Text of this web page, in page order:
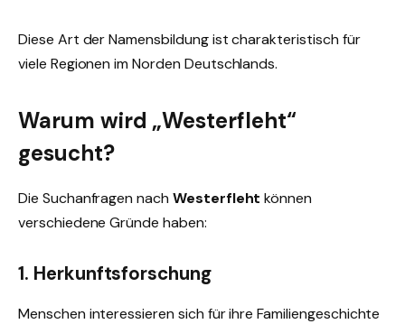
Diese Art der Namensbildung ist charakteristisch für
viele Regionen im Norden Deutschlands.
Warum wird „Westerfleht“
gesucht?
Die Suchanfragen nach Westerfleht können
verschiedene Gründe haben:
1. Herkunftsforschung
Menschen interessieren sich für ihre Familiengeschichte